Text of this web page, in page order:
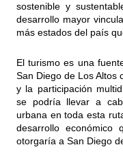
sostenible y
desarrollo mayor
más estados del país
El turismo es una
San Diego de Los Altos
y la participación
se podría llevar a
urbana en toda esta
desarrollo económico
otorgaría a San Diego